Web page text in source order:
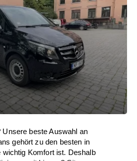
Unsere beste Auswahl an
gehört zu den besten in
Komfort ist. Deshalb